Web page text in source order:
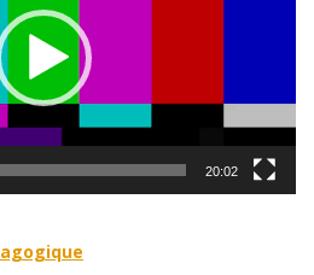
20:02